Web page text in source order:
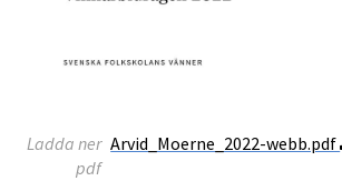
Ladda ner
pdf
Arvid_Moerne_2022-webb.pdf